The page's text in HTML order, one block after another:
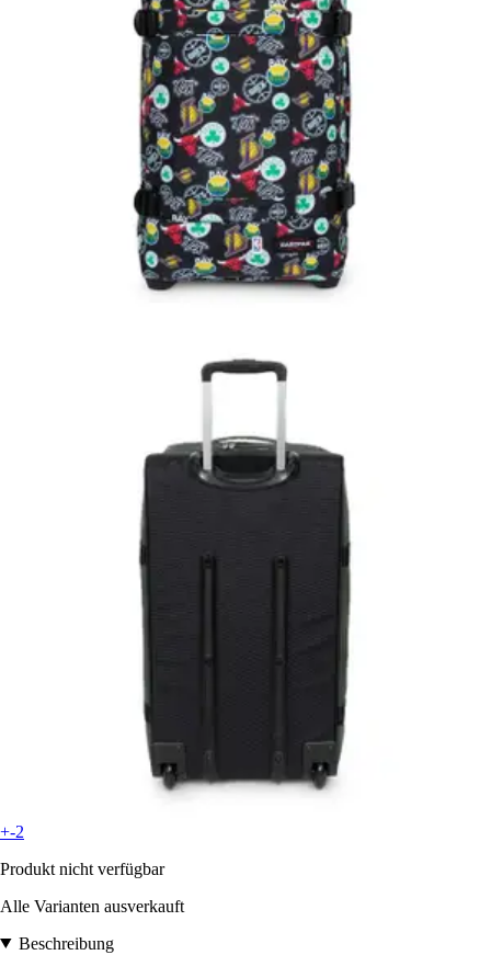
+-2
Produkt nicht verfügbar
Alle Varianten ausverkauft
Beschreibung